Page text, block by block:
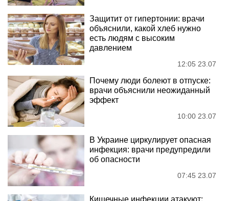
Защитит от гипертонии: врачи
объяснили, какой хлеб нужно
есть людям с высоким
давлением
12:05 23.07
Почему люди болеют в отпуске:
врачи объяснили неожиданный
эффект
10:00 23.07
В Украине циркулирует опасная
инфекция: врачи предупредили
об опасности
07:45 23.07